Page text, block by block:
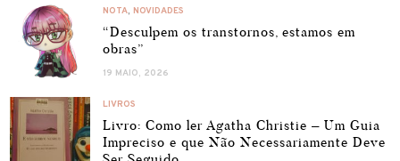
NOTA,NOVIDADES
“Desculpem os transtornos, estamos em
obras”
19 MAIO, 2026
LIVROS
Livro: Como ler Agatha Christie – Um Guia
Impreciso e que Não Necessariamente Deve